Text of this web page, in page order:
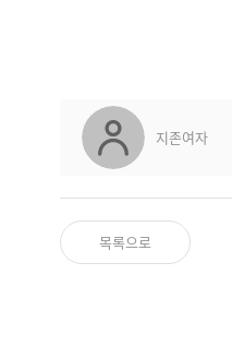
지존여자
목록으로